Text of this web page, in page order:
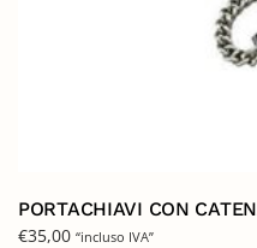
PORTACHIAVI CON
€35,00 “incluso IVA”